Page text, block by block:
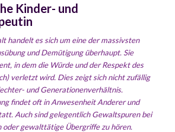
Kinder- und
handelt es sich um eine der massivsten
und Demütigung überhaupt. Sie
in dem die Würde und der Respekt des
verletzt wird. Dies zeigt sich nicht zufällig
und Generationenverhältnis.
findet oft in Anwesenheit Anderer und
Auch sind gelegentlich Gewaltspuren bei
oder gewalttätige Übergriffe zu hören.